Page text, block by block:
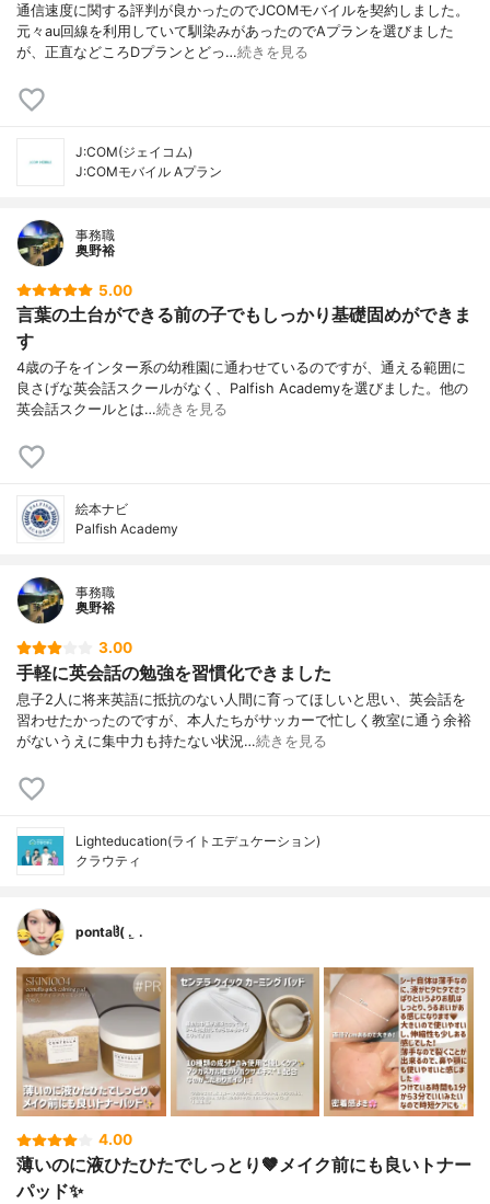
通信速度に関する評判が良かったのでJCOMモバイルを契約しました。
元々au回線を利用していて馴染みがあったのでAプランを選びました
が、正直などころDプランとどっ…続きを見る
J:COM(ジェイコム)
J:COMモバイル Aプラン
事務職
奥野裕
5.00
言葉の土台ができる前の子でもしっかり基礎固めができま
す
4歳の子をインター系の幼稚園に通わせているのですが、通える範囲に
良さげな英会話スクールがなく、Palfish Academyを選びました。他の
英会話スクールとは…続きを見る
絵本ナビ
Palfish Academy
事務職
奥野裕
3.00
手軽に英会話の勉強を習慣化できました
息子2人に将来英語に抵抗のない人間に育ってほしいと思い、英会話を
習わせたかったのですが、本人たちがサッカーで忙しく教室に通う余裕
がないうえに集中力も持たない状況…続きを見る
Lighteducation(ライトエデュケーション)
クラウティ
pontaჱ̒( . ̫ .
4.00
薄いのに液ひたひたでしっとり🤎メイク前にも良いトナー
パッド✨️